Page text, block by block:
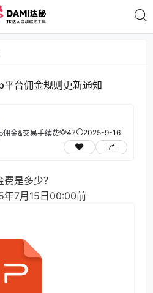
平台佣金规则更新通知
佣金&交易手续费 47 2025-9-16
是多少？
年7月 15 日 00:00前